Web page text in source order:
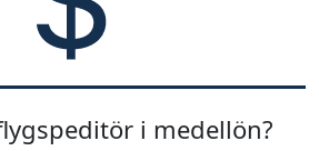
i medellön?